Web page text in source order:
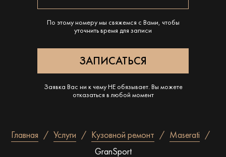
По этому номеру мы свяжемся с Вами, чтобы
уточнить время для записи
Заявка Вас ни к чему НЕ обязывает. Вы можете
отказаться в любой момент
Главная Услуги Кузовной ремонт
Maserati
GranSport